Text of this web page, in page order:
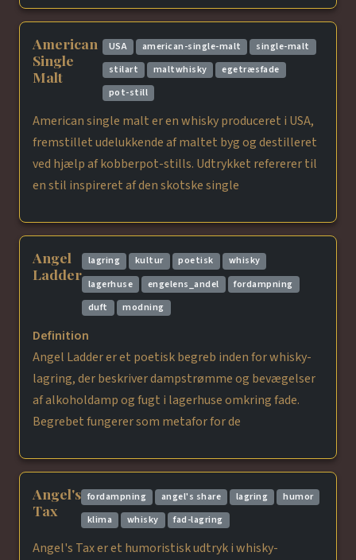
American
Single
Malt
USA american-single-malt
single-malt
stilart
maltwhisky
egetræsfade
pot-still
American single malt er en whisky produceret i USA,
fremstillet udelukkende af maltet byg og destilleret
ved hjælp af kobberpot-stills. Udtrykket refererer til
en stil inspireret af den skotske single
Angel
Ladder
lagring kultur poetisk
whisky
lagerhuse
engelens_andel
fordampning
duft
modning
Definition
Angel Ladder er et poetisk begreb inden for whisky-
lagring, der beskriver dampstrømme og bevægelser
af alkoholdamp og fugt i lagerhuse omkring fade.
Begrebet fungerer som metafor for de
Angel's
Tax
fordampning angel's share lagring
humor
klima
whisky fad-lagring
Angel's Tax er et humoristisk udtryk i whisky-